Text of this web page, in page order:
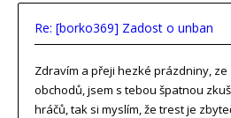
Re: [borko369] Zadost o unban
Zdravím a přeji hezké prázdniny,
obchodů, jsem s tebou špatnou
hráčů, tak si myslím, že trest je